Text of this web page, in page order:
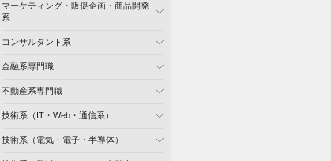
マーケティング・販促企画・商品開発
系
コンサルタント系
金融系専門職
不動産系専門職
技術系（IT・Web・通信系）
技術系（電気・電子・半導体）